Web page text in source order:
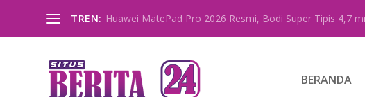
TREN: Huawei MatePad Pro 2026 Resmi, Bodi Super Tipis 4,7
BERANDA